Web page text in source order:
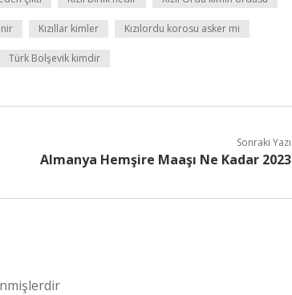
Kızıllar kimler Kızılordu korosu asker mi
Türk Bolşevik kimdir
Sonraki Yazı
Almanya Hemşire Maaşı Ne Kadar 2023